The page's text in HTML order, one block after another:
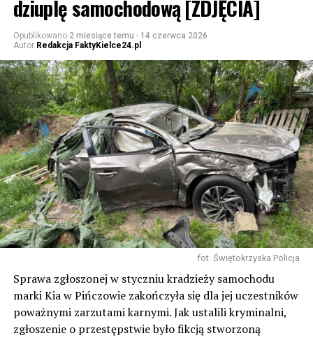
dziuplę samochodową [ZDJĘCIA]
Opublikowano 2 miesiące temu - 14 czerwca 2026
Autor Redakcja FaktyKielce24.pl
fot. Świętokrzyska Policja
Sprawa zgłoszonej w styczniu kradzieży samochodu
marki Kia w Pińczowie zakończyła się dla jej uczestników
poważnymi zarzutami karnymi. Jak ustalili kryminalni,
zgłoszenie o przestępstwie było fikcją stworzoną